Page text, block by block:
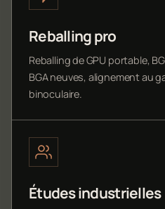
Reballing pro
Reballing de GPU portable,
BGA neuves, alignement au
binoculaire.
Études industrielles